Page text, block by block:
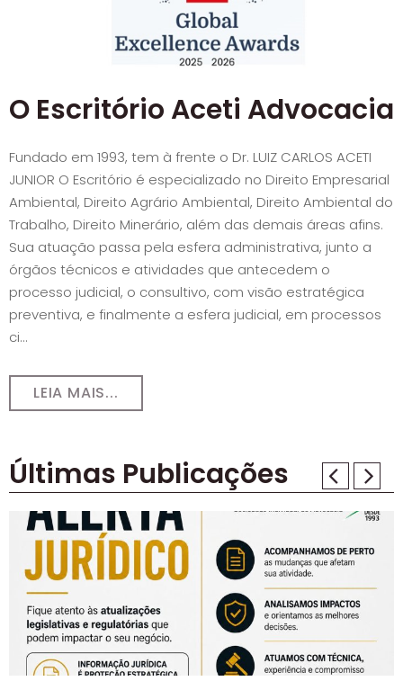
O Escritório Aceti Advocacia
Fundado em 1993, tem à frente o Dr. LUIZ CARLOS ACETI
JUNIOR O Escritório é especializado no Direito Empresarial
Ambiental, Direito Agrário Ambiental, Direito Ambiental do
Trabalho, Direito Minerário, além das demais áreas afins.
Sua atuação passa pela esfera administrativa, junto a
órgãos técnicos e atividades que antecedem o
processo judicial, o consultivo, com visão estratégica
preventiva, e finalmente a esfera judicial, em processos
ci...
LEIA MAIS...
Últimas Publicações
Prev Next